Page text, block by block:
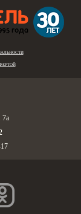
7а